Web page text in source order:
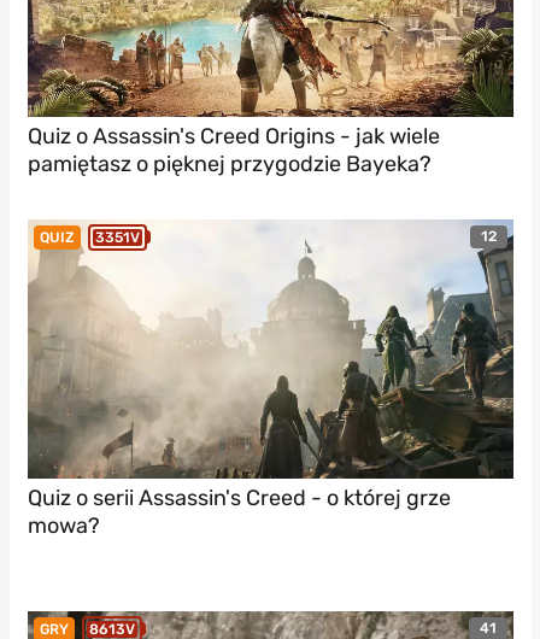
Quiz o Assassin's Creed Origins - jak wiele
pamiętasz o pięknej przygodzie Bayeka?
QUIZ 3351V 12
Quiz o serii Assassin's Creed - o której grze
mowa?
GRY 8613V 41